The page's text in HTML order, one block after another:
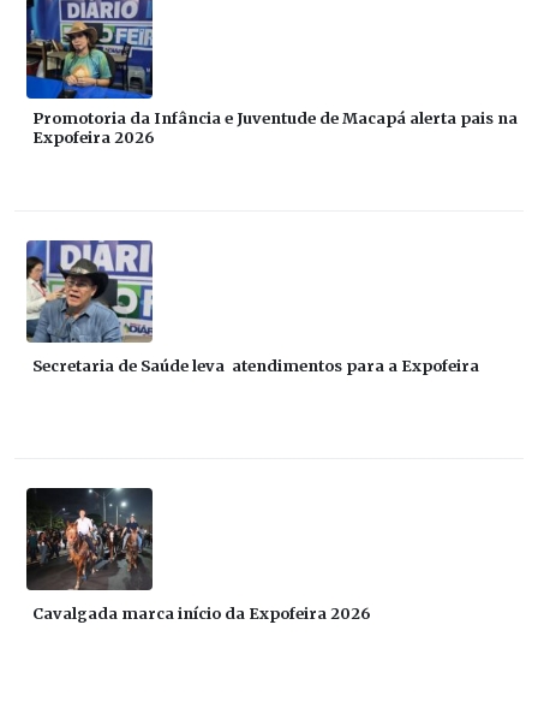
Promotoria da Infância e Juventude de Macapá alerta pais na
Expofeira 2026
Secretaria de Saúde leva atendimentos para a Expofeira
Cavalgada marca início da Expofeira 2026